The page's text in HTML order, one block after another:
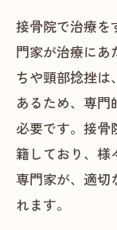
接骨院で治療を
門家が治療にあ
ちや頸部捻挫は
あるため、専
必要です。接骨
籍しており、様
専門家が、適切
れます。